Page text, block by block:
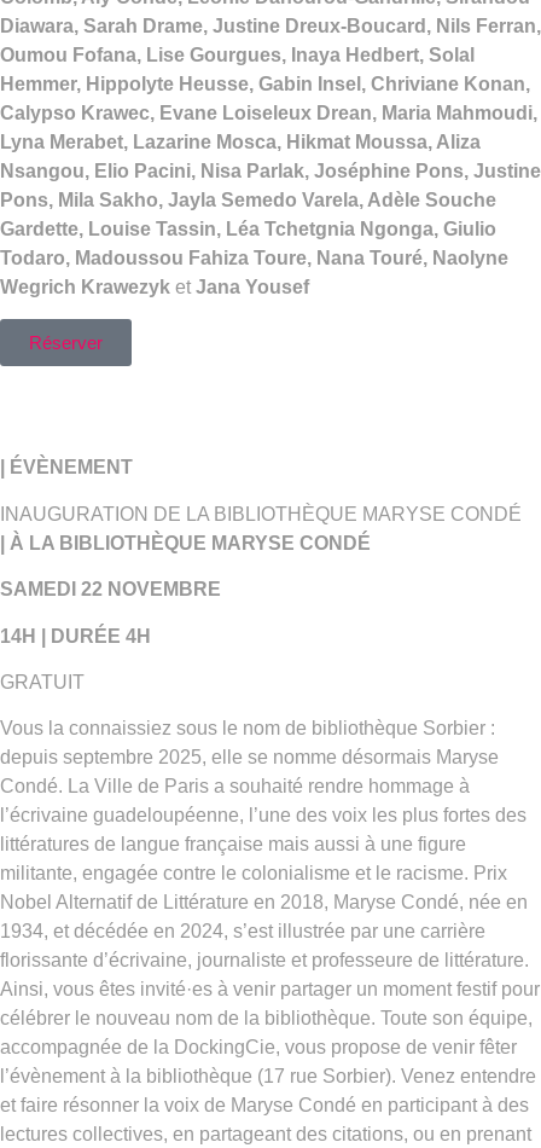
Diawara, Sarah Drame, Justine Dreux-Boucard, Nils Ferran,
Oumou Fofana, Lise Gourgues, Inaya Hedbert, Solal
Hemmer, Hippolyte Heusse, Gabin Insel, Chriviane Konan,
Calypso Krawec, Evane Loiseleux Drean, Maria Mahmoudi,
Lyna Merabet, Lazarine Mosca, Hikmat Moussa, Aliza
Nsangou, Elio Pacini, Nisa Parlak, Joséphine Pons, Justine
Pons, Mila Sakho, Jayla Semedo Varela, Adèle Souche
Gardette, Louise Tassin, Léa Tchetgnia Ngonga, Giulio
Todaro, Madoussou Fahiza Toure, Nana Touré, Naolyne
Wegrich Krawezyk et Jana Yousef
Réserver
| ÉVÈNEMENT
INAUGURATION DE LA BIBLIOTHÈQUE MARYSE CONDÉ
| À LA BIBLIOTHÈQUE MARYSE CONDÉ
SAMEDI 22 NOVEMBRE
14H | DURÉE 4H
GRATUIT
Vous la connaissiez sous le nom de bibliothèque Sorbier :
depuis septembre 2025, elle se nomme désormais Maryse
Condé. La Ville de Paris a souhaité rendre hommage à
l’écrivaine guadeloupéenne, l’une des voix les plus fortes des
littératures de langue française mais aussi à une figure
militante, engagée contre le colonialisme et le racisme. Prix
Nobel Alternatif de Littérature en 2018, Maryse Condé, née en
1934, et décédée en 2024, s’est illustrée par une carrière
florissante d’écrivaine, journaliste et professeure de littérature.
Ainsi, vous êtes invité·es à venir partager un moment festif pour
célébrer le nouveau nom de la bibliothèque. Toute son équipe,
accompagnée de la DockingCie, vous propose de venir fêter
l’évènement à la bibliothèque (17 rue Sorbier). Venez entendre
et faire résonner la voix de Maryse Condé en participant à des
lectures collectives, en partageant des citations, ou en prenant